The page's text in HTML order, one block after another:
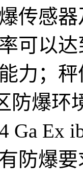
传感
可以
力；
防爆环
Ga Ex
防爆